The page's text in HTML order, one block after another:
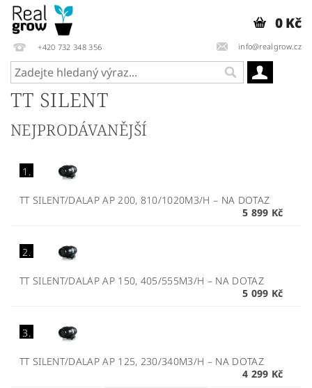
+420 732 348 356 info@realgrow.cz
0 Kč
TT SILENT
NEJPRODÁVANĚJŠÍ
1.
TT SILENT/DALAP AP 200, 810/1020M3/H – NA DOTAZ
5 899 Kč
2.
TT SILENT/DALAP AP 150, 405/555M3/H – NA DOTAZ
5 099 Kč
3.
TT SILENT/DALAP AP 125, 230/340M3/H – NA DOTAZ
4 299 Kč